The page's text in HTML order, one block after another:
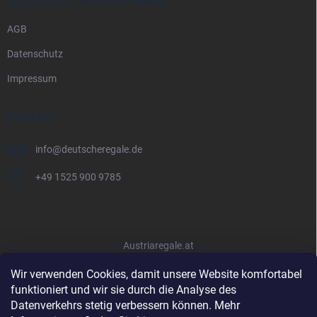
Wir verwenden Cookies, damit unsere Website komfortabel
funktioniert und wir sie durch die Analyse des
Datenverkehrs stetig verbessern können. Mehr
AGB
Datenschutz
Impressum
KONTAKT
info@deutscheregale.de
+49 1525 900 9785
Austriaregale.at